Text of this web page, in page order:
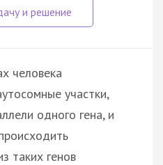
человека
участки,
одного гена, и
таких генов